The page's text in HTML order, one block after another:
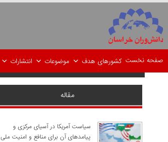
صفحه نخست کشورهای هدف موضوعات انتشارات
مقاله
سیاست آمریکا در آسیای مرکزی و
پیامدهای آن برای منافع و امنیت ملی